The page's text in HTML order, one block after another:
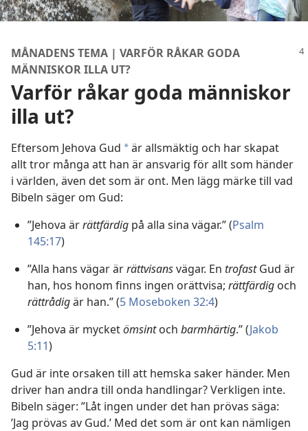
MÅNADENS TEMA | VARFÖR RÅKAR GODA
MÄNNISKOR ILLA UT?
Varför råkar goda människor
illa ut?
Eftersom Jehova Gud *är allsmäktig och har skapat
allt tror många att han är ansvarig för allt som händer
i världen, även det som är ont. Men lägg märke till vad
Bibeln säger om Gud:
”Jehova ärrättfärdig på alla sina vägar.” (Psalm
145:17)
”Alla hans vägar ärrättvisansvägar. En trofastGud är
han, hos honom finns ingen orättvisa; rättfärdig och
rättrådigär han.” (5 Moseboken 32:4)
”Jehova är mycketömsintoch barmhärtig.” (Jakob
5:11)
Gud är inte orsaken till att hemska saker händer. Men
driver han andra till onda handlingar? Verkligen inte.
Bibeln säger: ”Låt ingen under det han prövas säga:
’Jag prövas av Gud.’ Med det som är ont kan nämligen